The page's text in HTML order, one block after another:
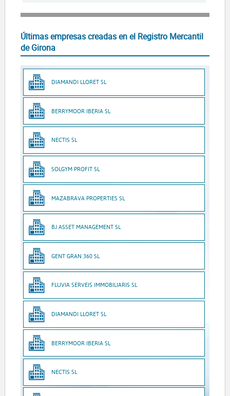
Últimas empresas creadas en el Registro Mercantil
de Girona
DIAMANDI LLORET SL
BERRYMOOR IBERIA SL
NECTIS SL
SOLGYM PROFIT SL
MAZABRAVA PROPERTIES SL
BJ ASSET MANAGEMENT SL
GENT GRAN 360 SL
FLUVIA SERVEIS IMMOBILIARIS SL
DIAMANDI LLORET SL
BERRYMOOR IBERIA SL
NECTIS SL